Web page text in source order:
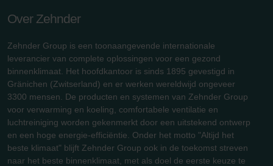
Over Zehnder
Zehnder Group is een toonaangevende internationale
leverancier van complete oplossingen voor een gezond
binnenklimaat. Het hoofdkantoor is sinds 1895 gevestigd in
Gränichen (Zwitserland) en er werken wereldwijd ongeveer
3300 mensen. De producten en systemen van Zehnder Group
voor verwarming en koeling, comfortabele ventilatie en
luchtreiniging worden gekenmerkt door een uitstekend ontwerp
en een hoge energie-efficiëntie. Onder het motto "Altijd het
beste klimaat" blijft Zehnder Group ook in de toekomst streven
naar het beste binnenklimaat, met als doel de eerste keuze te